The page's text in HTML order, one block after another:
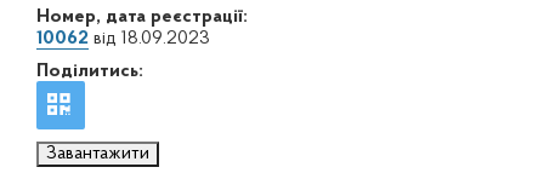
Номер, дата реєстрації:
10062 від 18.09.2023
Поділитись:
Завантажити